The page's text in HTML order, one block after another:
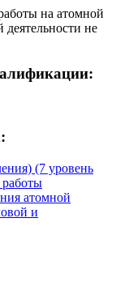
на атомной
не
(7 уровень
атомной
и